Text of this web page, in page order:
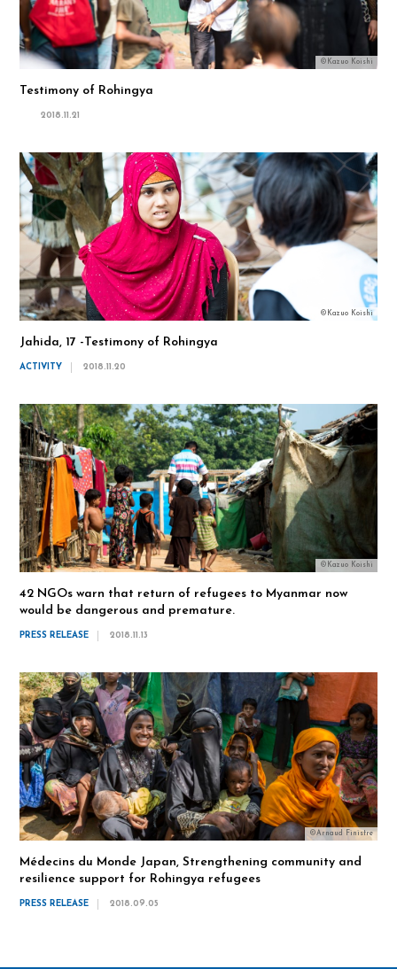
©Kazuo Koishi
Testimony of Rohingya
2018.11.21
©Kazuo Koishi
Jahida, 17 -Testimony of Rohingya
ACTIVITY 2018.11.20
©Kazuo Koishi
42 NGOs warn that return of refugees to Myanmar now
would be dangerous and premature.
PRESS RELEASE 2018.11.13
©Arnaud Finistre
Médecins du Monde Japan, Strengthening community and
resilience support for Rohingya refugees
PRESS RELEASE 2018.09.05